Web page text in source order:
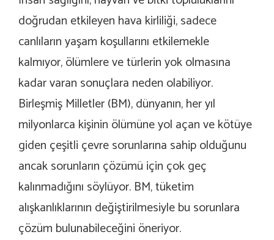
doğrudan etkileyen hava kirliliği, sadece
canlıların yaşam koşullarını etkilemekle
kalmıyor, ölümlere ve türlerin yok olmasına
kadar varan sonuçlara neden olabiliyor.
Birleşmiş Milletler (BM), dünyanın, her yıl
milyonlarca kişinin ölümüne yol açan ve kötüye
giden çeşitli çevre sorunlarına sahip olduğunu
ancak sorunların çözümü için çok geç
kalınmadığını söylüyor. BM, tüketim
alışkanlıklarının değiştirilmesiyle bu sorunlara
çözüm bulunabileceğini öneriyor.